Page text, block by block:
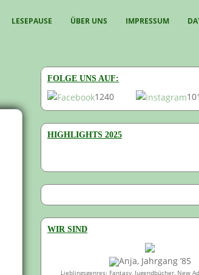
LESEPAUSE ÜBER UNS IMPRESSUM
FOLGE UNS AUF:
1240
HIGHLIGHTS 2025
WIR SIND
Anja, Jahrgang ’85
Lieblingsgenres: Fantasy, Jugendbücher, New